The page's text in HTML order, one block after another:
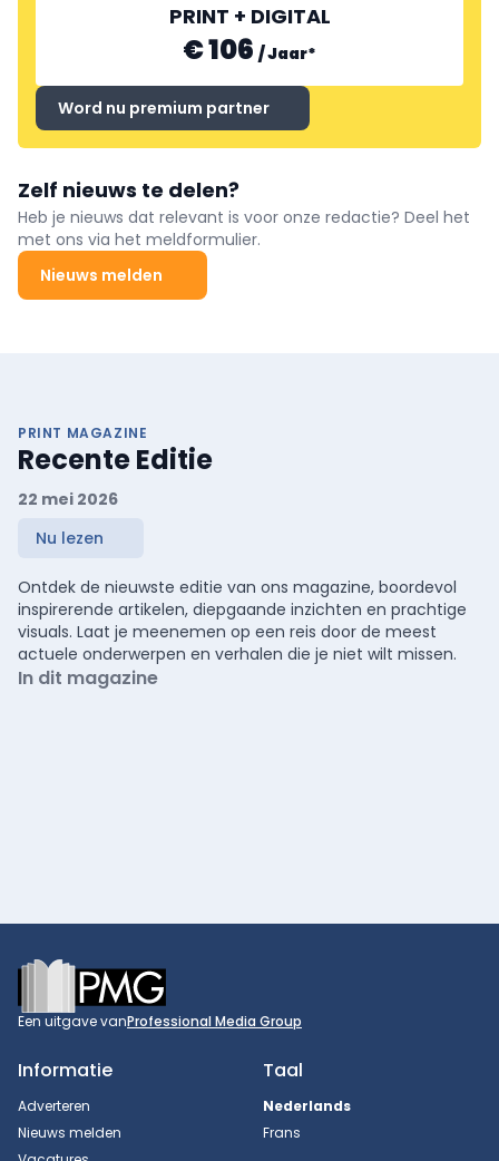
PRINT + DIGITAL
€ 106 /Jaar*
Word nu premium partner
Zelf nieuws te delen?
Heb je nieuws dat relevant is voor onze redactie? Deel het
met ons via het meldformulier.
Nieuws melden
PRINT MAGAZINE
Recente Editie
22 mei 2026
Nu lezen
Ontdek de nieuwste editie van ons magazine, boordevol
inspirerende artikelen, diepgaande inzichten en prachtige
visuals. Laat je meenemen op een reis door de meest
actuele onderwerpen en verhalen die je niet wilt missen.
In dit magazine
Footer
Een uitgave vanProfessional Media Group
Informatie
Adverteren
Nieuws melden
Taal
Nederlands
Frans